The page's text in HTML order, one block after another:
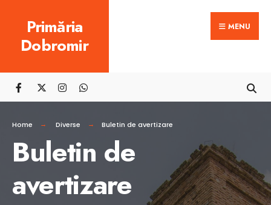
content
Primăria
Dobromir
MENU
Home Diverse Buletin de avertizare
Buletin de
avertizare
for: